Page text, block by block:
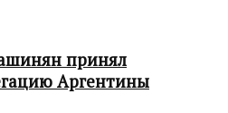
принял
Аргентины